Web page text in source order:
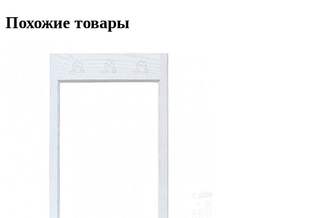
Похожие товары